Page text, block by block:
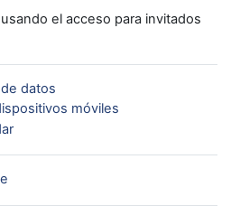
el acceso para invitados
datos
móviles